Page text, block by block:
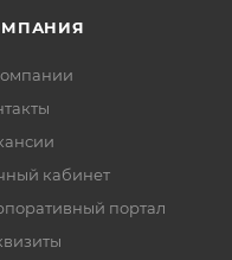
кабинет
портал